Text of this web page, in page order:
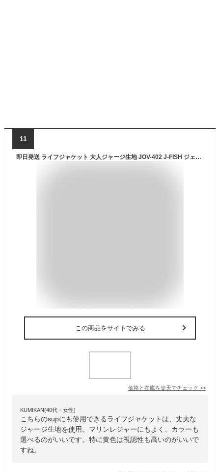
11
即日発送 ライフジャケット 大人ジャージ生地 JOV-402 J-FISH ジェイフィッシュ ウエットスーツ生地 J-fish シュノーケリング JOV402 男女兼用 SUP サップ 川遊び マリンベスト パドルスポーツ レジャー
この商品をサイトでみる
価格と在庫を楽天でチェック >>
KUMIKAN(40代・女性)
こちらのsupにも使用できるライフジャケットは、丈夫な
ジャージ生地を使用。マリンレジャーにもよく、カラーも
選べるのがいいです。特に黄色は視認性も高いのがいいで
すね。